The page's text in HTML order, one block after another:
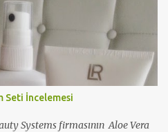
bilgisayar başında
akıllı cep
paylaşımlarından anında
Bir birimizin yayınladığı
hesaplarımızı takibe alarak
İşte bu düşünceden yola çıkarak
Peki bu nasıl olacak? Bu
Seti İncelemesi
Systems firmasının Aloe Vera